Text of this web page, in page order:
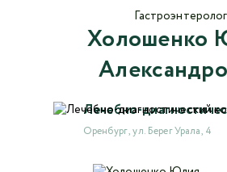
Холошенко
Лечебно-
Оренбург , ул. Берег Урала, 4
Гастроэнтеролог
Текст отзыва*
Ваша оценка